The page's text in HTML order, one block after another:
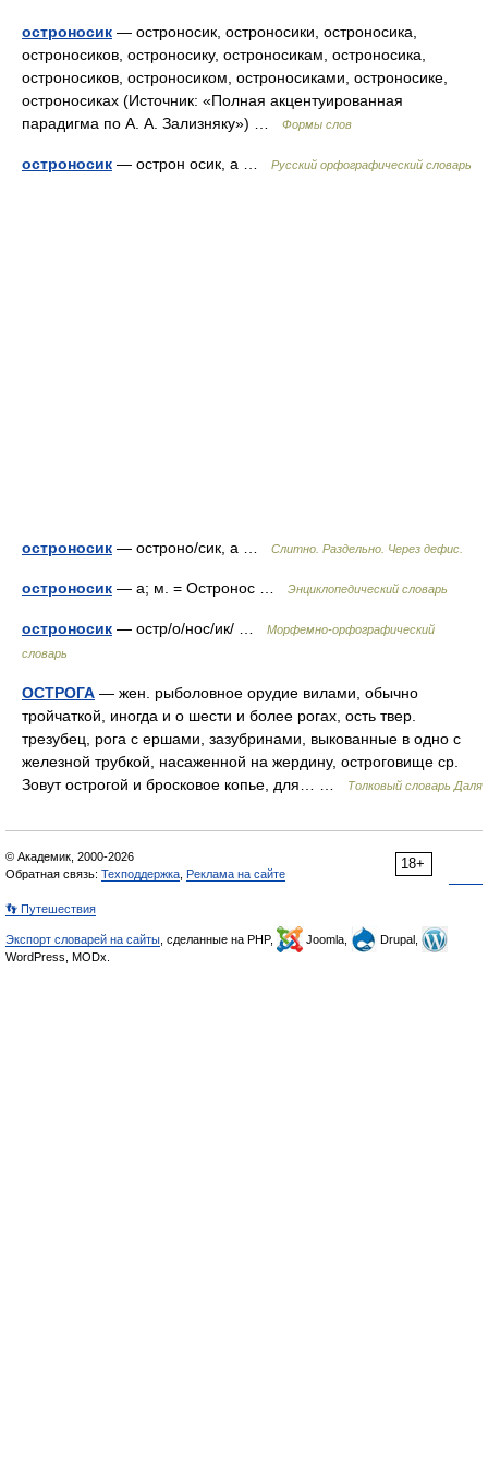
остроносик — остроносик, остроносики, остроносика,
остроносиков, остроносику, остроносикам, остроносика,
остроносиков, остроносиком, остроносиками, остроносике,
остроносиках (Источник: «Полная акцентуированная
парадигма по А. А. Зализняку») …
Формы слов
остроносик — острон осик, а … Русский орфографический словарь
остроносик — остроно/сик, а … Слитно. Раздельно. Через дефис.
остроносик — а; м. = Остронос … Энциклопедический словарь
остроносик — остр/о/нос/ик/ …
Морфемно-орфографический
словарь
ОСТРОГА — жен. рыболовное орудие вилами, обычно
тройчаткой, иногда и о шести и более рогах, ость твер.
трезубец, рога с ершами, зазубринами, выкованные в одно с
железной трубкой, насаженной на жердину, остроговище ср.
Зовут острогой и бросковое копье, для… …
Толковый словарь Даля
18+
© Академик, 2000-2026
Обратная связь: Техподдержка Реклама на сайте
👣 Путешествия
Экспорт словарей на сайты , сделанные на PHP, Joomla,
Drupal,
WordPress, MODx.